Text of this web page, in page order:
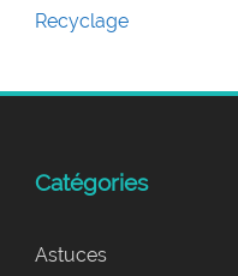
Recyclage
Catégories
Astuces